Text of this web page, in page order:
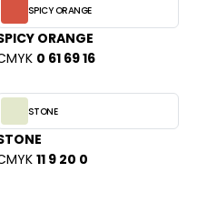
SPICY ORANGE
ORANGE
0 61 69 16
STONE
11 9 20 0